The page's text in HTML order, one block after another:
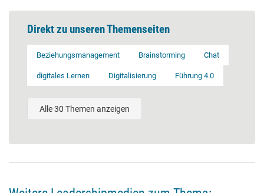
Direkt zu unseren Themenseiten
Beziehungsmanagement Brainstorming Chat
digitales Lernen Digitalisierung Führung 4.0
Alle 30 Themen anzeigen